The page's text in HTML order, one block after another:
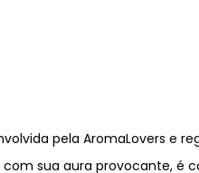
pela AromaLovers e
sua aura provocante, é